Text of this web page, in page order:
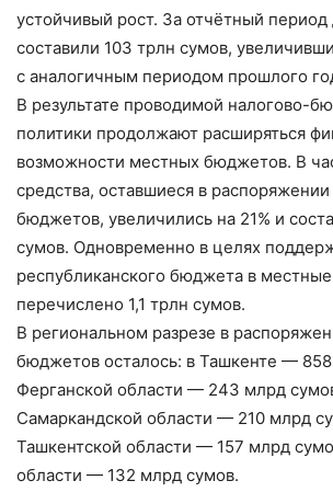
устойчивый рост. За отчётный
составили 103 трлн сумов,
с аналогичным периодом прошлого
В результате проводимой налогово-
политики продолжают расширяться
возможности местных бюджетов. В
средства, оставшиеся в
бюджетов, увеличились на 21% и
сумов. Одновременно в целях
республиканского бюджета в
перечислено 1,1 трлн сумов.
В региональном разрезе в
бюджетов осталось: в Ташкенте —
Ферганской области — 243 млрд
Самаркандской области — 210 млрд
Ташкентской области — 157 млрд
области — 132 млрд сумов.